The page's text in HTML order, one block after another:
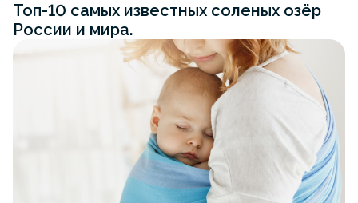
Топ-10 самых известных соленых озёр
России и мира.